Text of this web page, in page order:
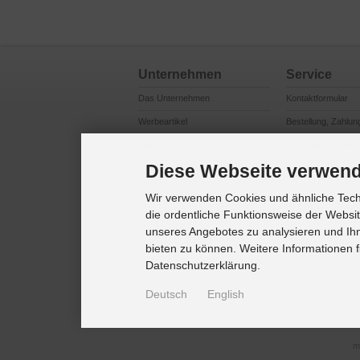
Unternehmen
Das Unternehmen
Werbeartikel
Produktsicherheit
Referenzkunden
Service
Kontaktformular
Bestellung,
Cookie
Diese Webseite
Wir verwenden Cookies und ähnliche
die ordentliche Funktionsweise der
unseres Angebotes zu analysieren und
bieten zu können. Weitere Informationen
Datenschutzerklärung.
Deutsch English